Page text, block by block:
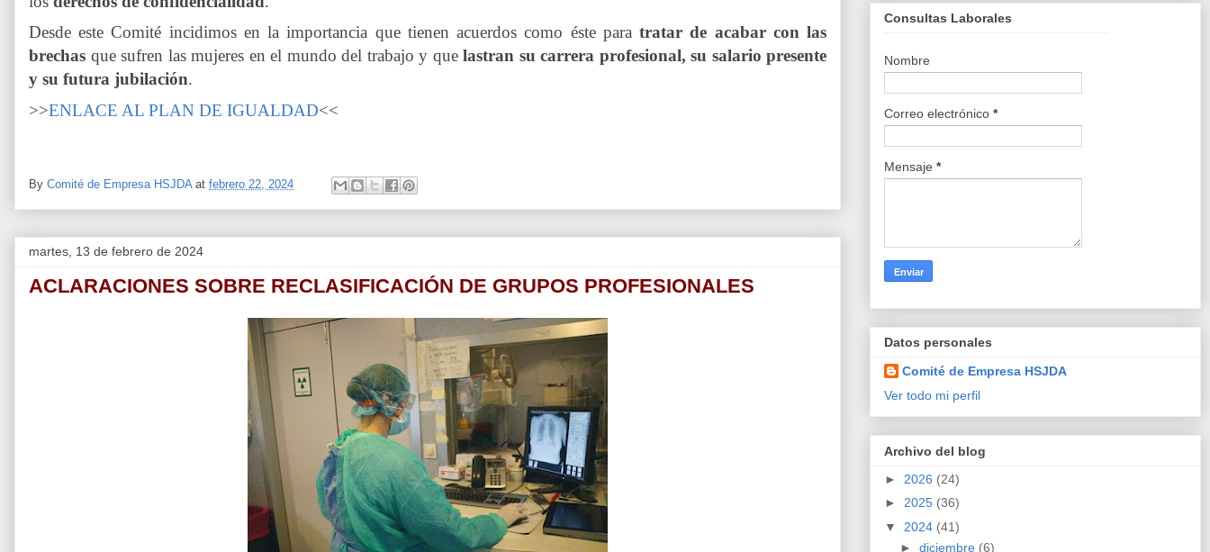
Desde este Comité incidimos en la importancia que tienen acuerdos como éste paratratar de acabar con las
brechas que sufren las mujeres en el mundo del trabajo y que lastran su carrera profesional, su salario presente
y su futura jubilación.
>>ENLACE AL PLAN DE IGUALDAD<<
By Comité de Empresa HSJDA at febrero 22, 2024
martes, 13 de febrero de 2024
ACLARACIONES SOBRE RECLASIFICACIÓN DE GRUPOS PROFESIONALES
Consultas Laborales
Nombre
Correo electrónico *
Mensaje *
Datos personales
Comité de Empresa HSJDA
Ver todo mi perfil
Archivo del blog
► 2026 (24)
► 2025 (36)
▼ 2024 (41)
► diciembre (6)